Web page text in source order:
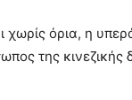
όρια, η
της